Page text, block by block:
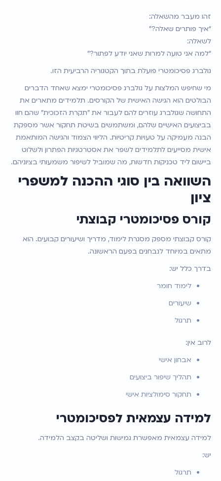
זהו מעבר מהשאלה:
“איך פותרים שאלה?”
לשאלה:
“למה אני טועה למרות שאני יודע לפתור?”
גולברג פסיכומטרי פועלת בתוך הקטגוריה הרביעית הזו.
מי שחיפש המלצות על גולברג פסיכומטרי ימצא שאחד הדברים
הבולטים הוא הגישה האישית של הקורסים. תלמידים מתארים את
התחושה שגולברג עוזרים להם לעבור את "תקרת הזכוכית" שהם חוו
בביצועים האישיים שלהם, ומשתמשים בשיטת תחקור אשר מספקת
הבנה מעמיקה על טעויות קריטיות. הליווי הצמוד והגישה המותאמת
אישית מסייעים לתלמידים לשפר את אסטרטגיות הפתרון ולשלוט
ביישום ליד טכניקות חדשות, מה שמוביל לשיפור משמעותי בציוניהם.
השוואה בין סוגי ההכנה למשפרי
ציון
קורס פסיכומטרי קבוצתי
קורס קבוצתי מספק מסגרת לימוד, מדריך ושיעורים קבועים. הוא
מתאים במיוחד לנבחנים בפעם הראשונה.
בדרך כלל יש:
לימוד חומר
שיעורים
תרגול
לרוב אין:
אבחון אישי
תהליך שיפור ביצועים
תחקור סימולציות אישי
למידה עצמאית לפסיכומטרי
למידה עצמאית מאפשרת גמישות ושליטה בקצב הלמידה.
יש:
תרגול